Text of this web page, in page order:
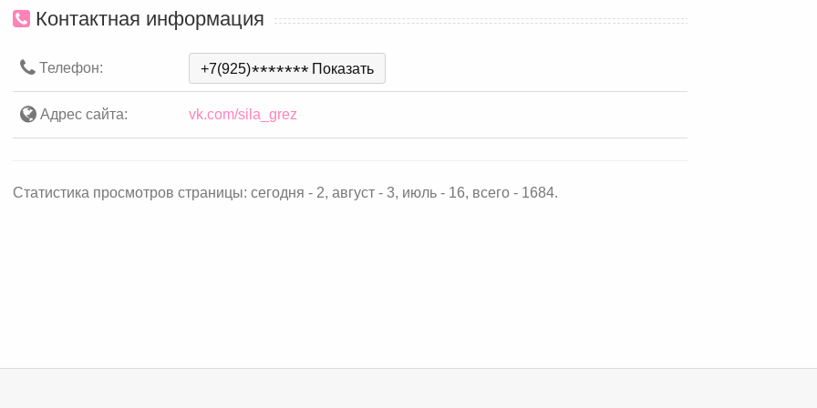
Контактная информация
Телефон: +7(925)******* Показать
Адрес сайта: vk.com/sila_grez
Статистика просмотров страницы: сегодня - 2, август - 3, июль - 16, всего - 1684.